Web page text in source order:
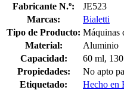
Fabricante N.º:
JE523
Marcas:
Bialetti
Tipo de Producto: Máquinas
Material:
Aluminio
Capacidad:
60 ml,
Propiedades:
No apto
Etiquetado:
Hecho en